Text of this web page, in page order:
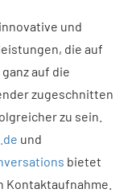
und
die auf
auf die
zugeschnitten
zu sein.
und
bietet
Kontaktaufnahme.